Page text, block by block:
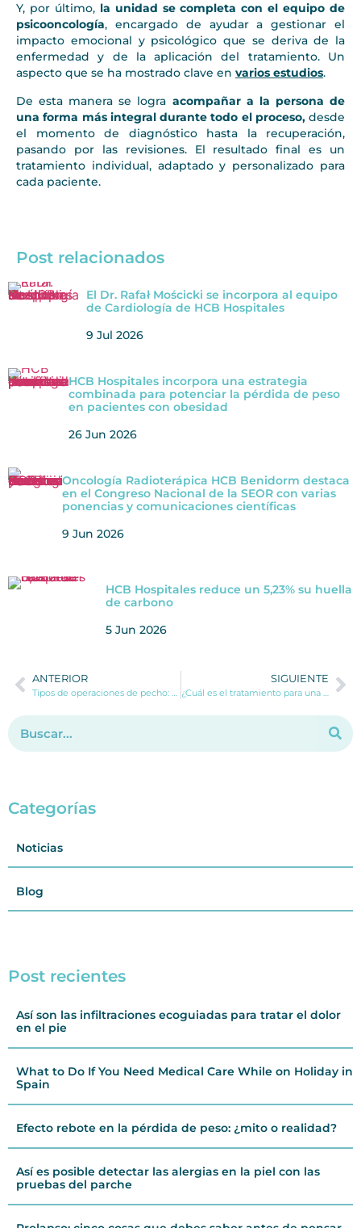
Y, por último, la unidad se completa con el equipo de
psicooncología, encargado de ayudar a gestionar el
impacto emocional y psicológico que se deriva de la
enfermedad y de la aplicación del tratamiento. Un
aspecto que se ha mostrado clave en varios estudios.
De esta manera se logra acompañar a la persona de
una forma más integral durante todo el proceso,desde
el momento de diagnóstico hasta la recuperación,
pasando por las revisiones. El resultado final es un
tratamiento individual, adaptado y personalizado para
cada paciente.
Post relacionados
El Dr. Rafał Mościcki se incorpora al equipo
de Cardiología de HCB Hospitales
9 Jul 2026
HCB Hospitales incorpora una estrategia
combinada para potenciar la pérdida de peso
en pacientes con obesidad
26 Jun 2026
Oncología Radioterápica HCB Benidorm destaca
en el Congreso Nacional de la SEOR con varias
ponencias y comunicaciones científicas
9 Jun 2026
HCB Hospitales reduce un 5,23% su huella
de carbono
5 Jun 2026
ANTERIOR
Tipos de operaciones de pecho: ¿cuál es la tuya?
SIGUIENTE
¿Cuál es el tratamiento para una dispareunia postparto?
Categorías
Noticias
Blog
Post recientes
Así son las infiltraciones ecoguiadas para tratar el dolor
en el pie
What to Do If You Need Medical Care While on Holiday in
Spain
Efecto rebote en la pérdida de peso: ¿mito o realidad?
Así es posible detectar las alergias en la piel con las
pruebas del parche